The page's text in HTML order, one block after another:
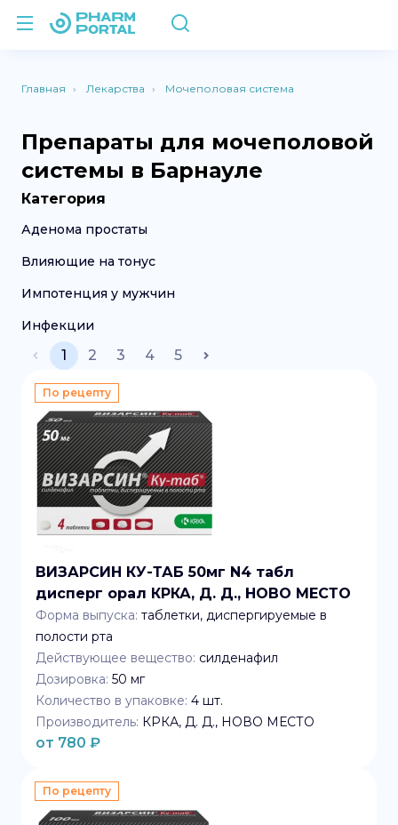
Главная Лекарства Мочеполовая система
Препараты для мочеполовой
системы в Барнауле
Категория
Аденома простаты
Влияющие на тонус
Импотенция у мужчин
Инфекции
1 2 3 4 5
По рецепту
ВИЗАРСИН КУ-ТАБ 50мг N4 табл
дисперг орал КРКА, Д. Д., НОВО МЕСТО
Форма выпуска: таблетки, диспергируемые в
полости рта
Действующее вещество: силденафил
Дозировка: 50 мг
Количество в упаковке: 4 шт.
Производитель: КРКА, Д. Д., НОВО МЕСТО
от 780 ₽
По рецепту